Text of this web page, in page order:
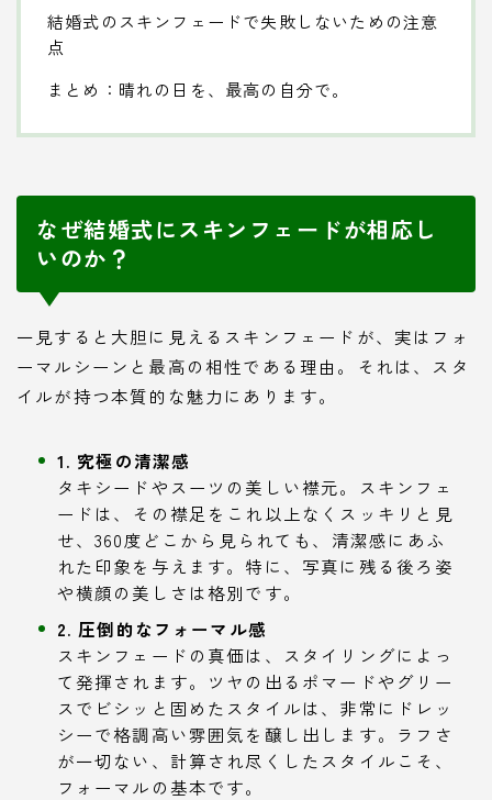
結婚式のスキンフェードで失敗しないための注意
点
まとめ：晴れの日を、最高の自分で。
なぜ結婚式にスキンフェードが相応し
いのか？
一見すると大胆に見えるスキンフェードが、実はフォ
ーマルシーンと最高の相性である理由。それは、スタ
イルが持つ本質的な魅力にあります。
1. 究極の清潔感
タキシードやスーツの美しい襟元。スキンフェ
ードは、その襟足をこれ以上なくスッキリと見
せ、360度どこから見られても、清潔感にあふ
れた印象を与えます。特に、写真に残る後ろ姿
や横顔の美しさは格別です。
2. 圧倒的なフォーマル感
スキンフェードの真価は、スタイリングによっ
て発揮されます。ツヤの出るポマードやグリー
スでビシッと固めたスタイルは、非常にドレッ
シーで格調高い雰囲気を醸し出します。ラフさ
が一切ない、計算され尽くしたスタイルこそ、
フォーマルの基本です。